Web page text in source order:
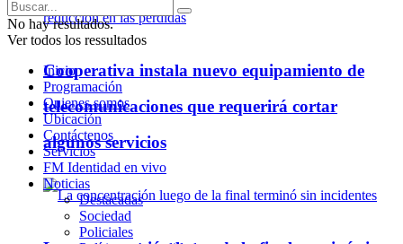
Cooperativa instala nuevo equipamiento de
telecomunicaciones que requerirá cortar
algunos servicios
No hay resultados.
Ver todos los ressultados
Inicio
Programación
Quienes somos
Ubicación
Contáctenos
Servicios
FM Identidad en vivo
Noticias
Destacadas
Sociedad
Policiales